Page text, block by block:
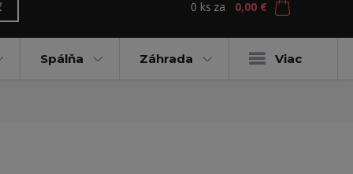
0 ks za 0,00 €
Spálňa Záhrada Viac